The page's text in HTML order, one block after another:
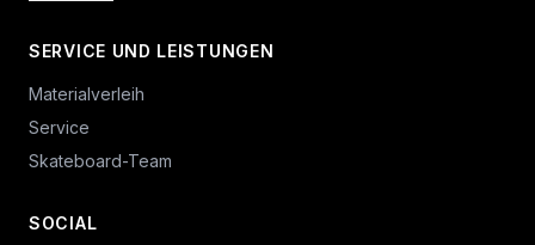
SERVICE UND LEISTUNGEN
Materialverleih
Service
Skateboard-Team
SOCIAL